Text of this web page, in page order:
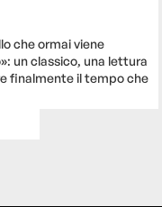
che ormai viene
un classico, una lettura
finalmente il tempo che